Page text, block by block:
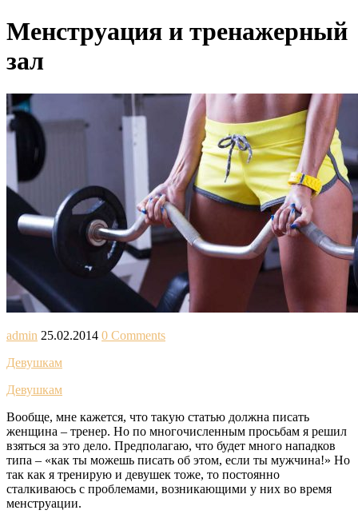
Менструация и тренажерный
зал
admin 25.02.2014 0 Comments
Девушкам
Девушкам
Вообще, мне кажется, что такую статью должна писать
женщина – тренер. Но по многочисленным просьбам я решил
взяться за это дело. Предполагаю, что будет много нападков
типа – «как ты можешь писать об этом, если ты мужчина!» Но
так как я тренирую и девушек тоже, то постоянно
сталкиваюсь с проблемами, возникающими у них во время
менструации.